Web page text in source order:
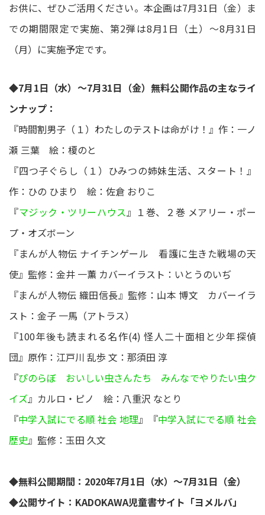
お供に、ぜひご活用ください。本企画は7月31日（金）ま
での期間限定で実施、第2弾は8月1日（土）～8月31日
（月）に実施予定です。
◆7月1日（水）～7月31日（金）無料公開作品の主なライ
ンナップ：
『時間割男子（１）わたしのテストは命がけ！』作：一ノ
瀬 三葉 絵：榎のと
『四つ子ぐらし（１）ひみつの姉妹生活、スタート！』
作：ひの ひまり 絵：佐倉 おりこ
『マジック・ツリーハウス』１巻、２巻 メアリー・ポー
プ・オズボーン
『まんが人物伝 ナイチンゲール 看護に生きた戦場の天
使』監修：金井 一薫 カバーイラスト：いとうのいぢ
『まんが人物伝 織田信長』監修：山本 博文 カバーイラ
スト：金子 一馬（アトラス）
『100年後も読まれる名作(4) 怪人二十面相と少年探偵
団』原作：江戸川 乱歩 文：那須田 淳
『ぴのらぼ おいしい虫さんたち みんなでやりたい虫ク
イズ』カルロ・ピノ 絵：八重沢 なとり
『中学入試にでる順 社会 地理』『中学入試にでる順 社会
歴史』監修：玉田 久文
◆無料公開期間：2020年7月1日（水）～7月31日（金）
◆公開サイト：KADOKAWA児童書サイト「ヨメルバ」